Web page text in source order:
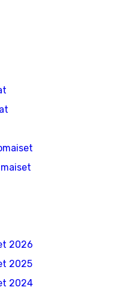
2026
2025
2024